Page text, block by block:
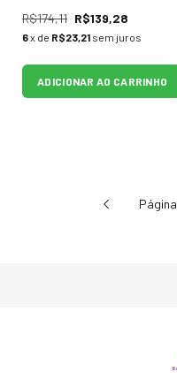
R$174,11 R$139,28
6x de R$23,21 sem juros
ADICIONAR AO CARRINHO
Página